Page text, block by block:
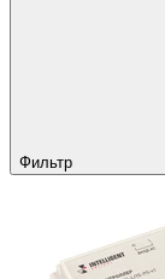
Фильтр